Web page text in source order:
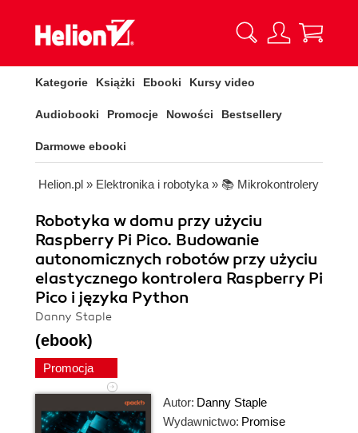
Kategorie Książki Ebooki Kursy video
Audiobooki Promocje Nowości Bestsellery
Darmowe ebooki
Helion.pl » Elektronika i robotyka » 📚 Mikrokontrolery
Robotyka w domu przy użyciu
Raspberry Pi Pico. Budowanie
autonomicznych robotów przy użyciu
elastycznego kontrolera Raspberry Pi
Pico i języka Python
Danny Staple
(ebook)
Promocja
Autor: Danny Staple
Wydawnictwo: Promise